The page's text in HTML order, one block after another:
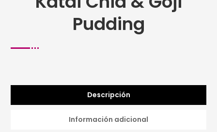
Pudding
Descripción
Información adicional